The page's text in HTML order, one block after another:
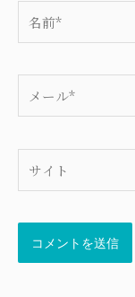
前
ー
*